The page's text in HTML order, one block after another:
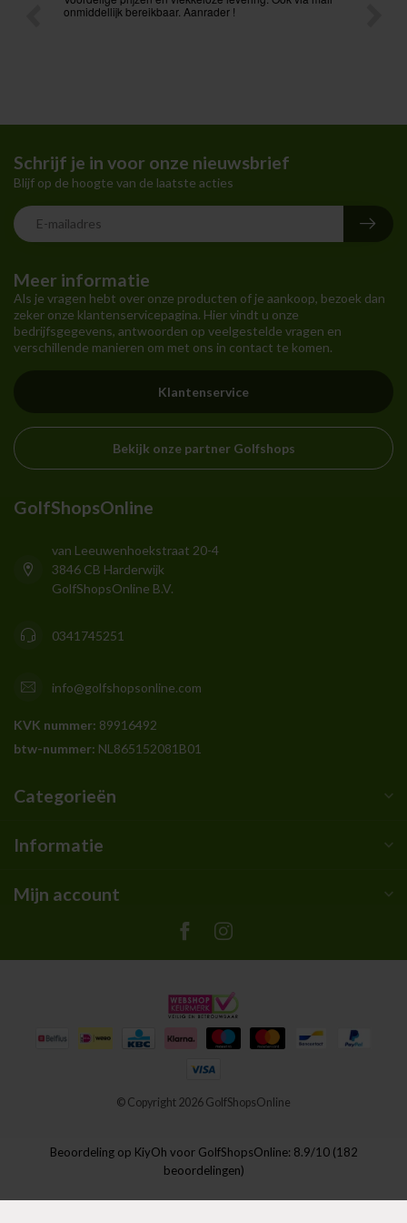
onmiddellijk bereikbaar. Aanrader !
Meer informatie
Als je vragen hebt over onze producten of je aankoop, bezoek dan
zeker onze klantenservicepagina. Hier vindt u onze
bedrijfsgegevens, antwoorden op veelgestelde vragen en
verschillende manieren om met ons in contact te komen.
Klantenservice
Bekijk onze partner Golfshops
Schrijf je in voor onze nieuwsbrief
Blijf op de hoogte van de laatste acties
GolfShopsOnline
van Leeuwenhoekstraat 20-4
3846 CB Harderwijk
GolfShopsOnline B.V.
0341745251
info@golfshopsonline.com
KVK nummer: 89916492
btw-nummer: NL865152081B01
Categorieën
Informatie
Mijn account
© Copyright 2026 GolfShopsOnline
Beoordeling op KiyOh voor GolfShopsOnline: 8.9/10 (182
beoordelingen)